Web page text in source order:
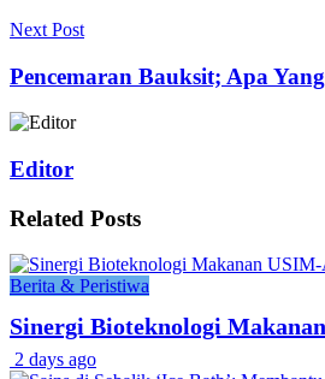
Next Post
Pencemaran Bauksit; Apa
Editor
Related Posts
Berita & Peristiwa
Sinergi Bioteknologi
2 days ago